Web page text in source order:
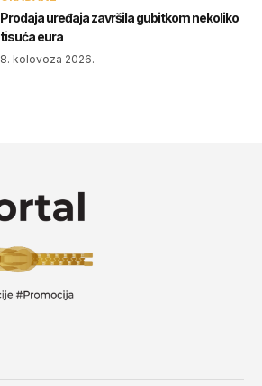
Prodaja uređaja završila gubitkom nekoliko
tisuća eura
8. kolovoza 2026.